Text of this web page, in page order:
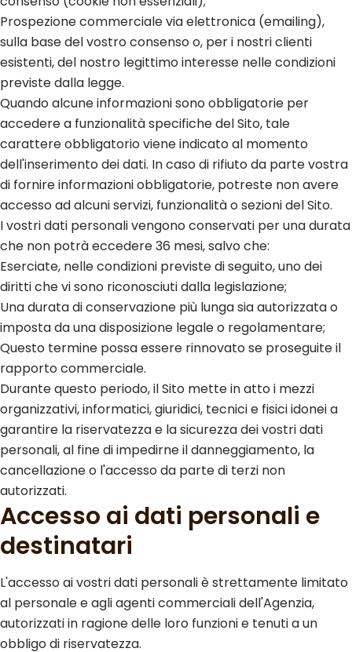
Prospezione commerciale via elettronica (emailing),
sulla base del vostro consenso o, per i nostri clienti
esistenti, del nostro legittimo interesse nelle condizioni
previste dalla legge.
Quando alcune informazioni sono obbligatorie per
accedere a funzionalità specifiche del Sito, tale
carattere obbligatorio viene indicato al momento
dell'inserimento dei dati. In caso di rifiuto da parte vostra
di fornire informazioni obbligatorie, potreste non avere
accesso ad alcuni servizi, funzionalità o sezioni del Sito.
I vostri dati personali vengono conservati per una durata
che non potrà eccedere 36 mesi, salvo che:
Eserciate, nelle condizioni previste di seguito, uno dei
diritti che vi sono riconosciuti dalla legislazione;
Una durata di conservazione più lunga sia autorizzata o
imposta da una disposizione legale o regolamentare;
Questo termine possa essere rinnovato se proseguite il
rapporto commerciale.
Durante questo periodo, il Sito mette in atto i mezzi
organizzativi, informatici, giuridici, tecnici e fisici idonei a
garantire la riservatezza e la sicurezza dei vostri dati
personali, al fine di impedirne il danneggiamento, la
cancellazione o l'accesso da parte di terzi non
autorizzati.
Accesso ai dati personali e
destinatari
L'accesso ai vostri dati personali è strettamente limitato
al personale e agli agenti commerciali dell'Agenzia,
autorizzati in ragione delle loro funzioni e tenuti a un
obbligo di riservatezza.